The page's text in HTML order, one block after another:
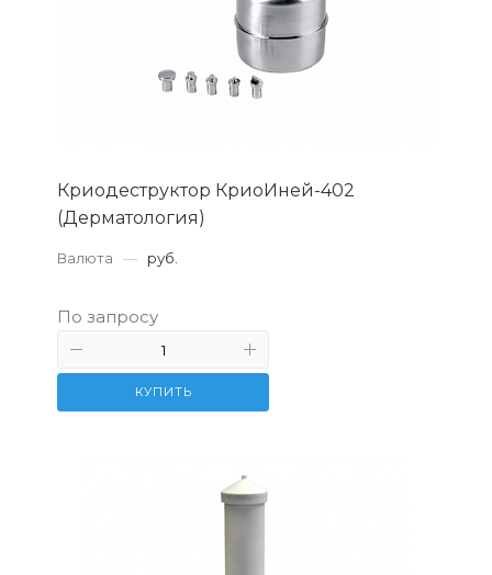
Криодеструктор КриоИней-402
(Дерматология)
Валюта — руб.
По запросу
КУПИТЬ